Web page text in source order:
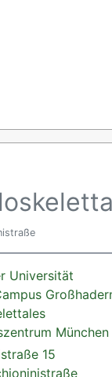
Universität
München
15